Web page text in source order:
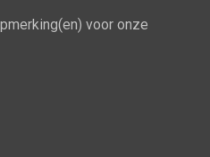
voor onze